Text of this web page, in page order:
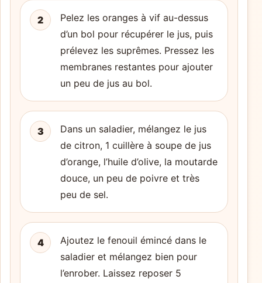
2
Pelez les oranges à vif au-dessus
d’un bol pour récupérer le jus, puis
prélevez les suprêmes. Pressez les
membranes restantes pour ajouter
un peu de jus au bol.
3
Dans un saladier, mélangez le jus
de citron, 1 cuillère à soupe de jus
d’orange, l’huile d’olive, la moutarde
douce, un peu de poivre et très
peu de sel.
4
Ajoutez le fenouil émincé dans le
saladier et mélangez bien pour
l’enrober. Laissez reposer 5